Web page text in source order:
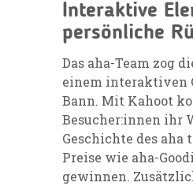
Interaktive
persönliche
Das aha-Team zog
einem interaktiven
Bann. Mit Kahoot
Besucher:innen ihr
Geschichte des aha
Preise wie aha-
gewinnen.